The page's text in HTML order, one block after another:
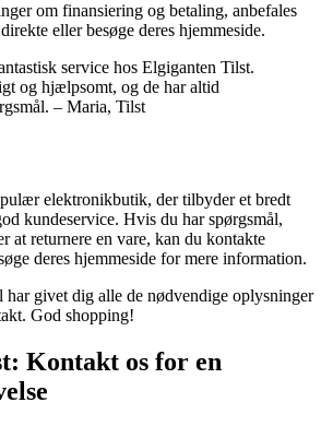
om finansiering og betaling, anbefales
eller besøge deres hjemmeside.
service hos Elgiganten Tilst.
og hjælpsomt, og de har altid
– Maria, Tilst
elektronikbutik, der tilbyder et bredt
kundeservice. Hvis du har spørgsmål,
at returnere en vare, kan du kontakte
deres hjemmeside for mere information.
har givet dig alle de nødvendige oplysninger
God shopping!
Kontakt os for en